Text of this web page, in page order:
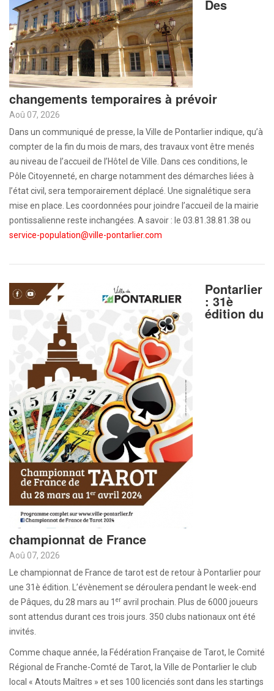
Des
changements temporaires à prévoir
Aoû 07, 2026
Dans un communiqué de presse, la Ville de Pontarlier indique, qu’à
compter de la fin du mois de mars, des travaux vont être menés
au niveau de l’accueil de l’Hôtel de Ville. Dans ces conditions, le
Pôle Citoyenneté, en charge notamment des démarches liées à
l’état civil, sera temporairement déplacé. Une signalétique sera
mise en place. Les coordonnées pour joindre l’accueil de la mairie
pontissalienne reste inchangées. A savoir : le 03.81.38.81.38 ou
service-population@ville-pontarlier.com
Pontarlier
: 31è
édition du
championnat de France
Aoû 07, 2026
Le championnat de France de tarot est de retour à Pontarlier pour
une 31è édition. L’évènement se déroulera pendant le week-end
de Pâques, du 28 mars au 1 er avril prochain. Plus de 6000 joueurs
sont attendus durant ces trois jours. 350 clubs nationaux ont été
invités.
Comme chaque année, la Fédération Française de Tarot, le Comité
Régional de Franche-Comté de Tarot, la Ville de Pontarlier le club
local « Atouts Maîtres » et ses 100 licenciés sont dans les startings